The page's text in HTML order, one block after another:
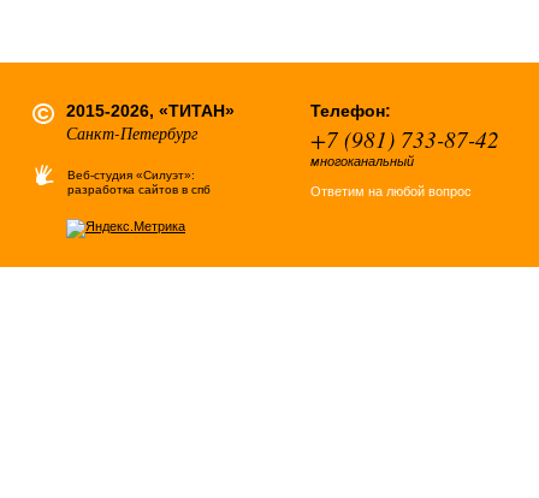
2015-2026, «ТИТАН»
Санкт-Петербург
Веб-студия «Силуэт»:
разработка сайтов в спб
Телефон:
+7 (981) 733-87-42
многоканальный
Ответим на любой вопрос